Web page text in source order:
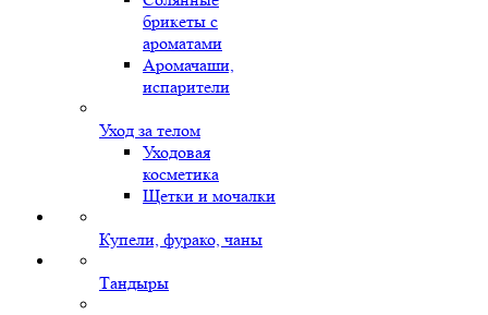
брикеты с
ароматами
Аромачаши,
испарители
Уход за телом
Уходовая
косметика
Щетки и мочалки
Купели, фурако, чаны
Тандыры